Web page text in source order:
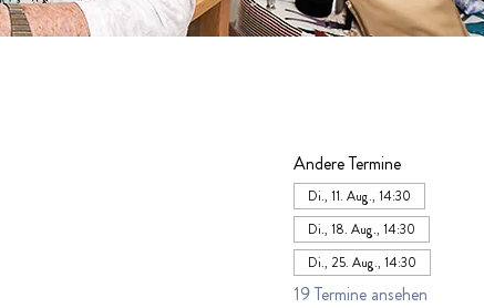
Andere Termine
Di., 11. Aug., 14:30
Di., 18. Aug., 14:30
Di., 25. Aug., 14:30
19 Termine ansehen